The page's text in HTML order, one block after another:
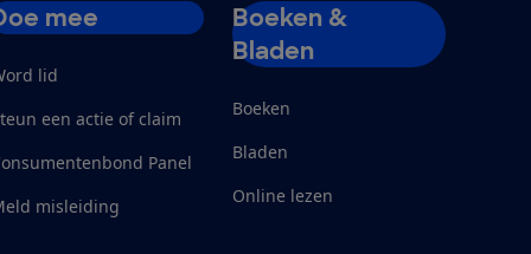
mee
lid
een actie of claim
Panel
misleiding
Boeken &
Bladen
Boeken
Bladen
Online lezen